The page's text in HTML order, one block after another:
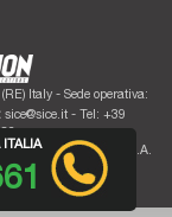
Italy - Sede operativa:
sice@sice.it- Tel: +39
RE 06260730012 - R.E.A.
i.v.
ITALIA